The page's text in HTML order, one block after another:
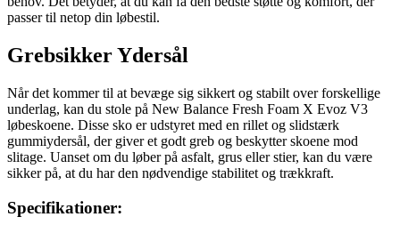
passer til netop din løbestil.
Grebsikker Ydersål
Når det kommer til at bevæge sig sikkert og stabilt over forskellige
underlag, kan du stole på New Balance Fresh Foam X Evoz V3
løbeskoene. Disse sko er udstyret med en rillet og slidstærk
gummiydersål, der giver et godt greb og beskytter skoene mod
slitage. Uanset om du løber på asfalt, grus eller stier, kan du være
sikker på, at du har den nødvendige stabilitet og trækkraft.
Specifikationer: